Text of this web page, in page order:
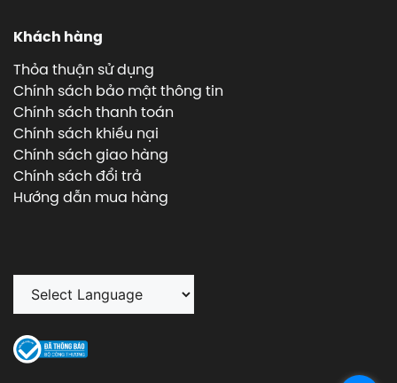
Khách hàng
Thỏa thuận sử dụng
Chính sách bảo mật thông tin
Chính sách thanh toán
Chính sách khiếu nại
Chính sách giao hàng
Chính sách đổi trả
Hướng dẫn mua hàng